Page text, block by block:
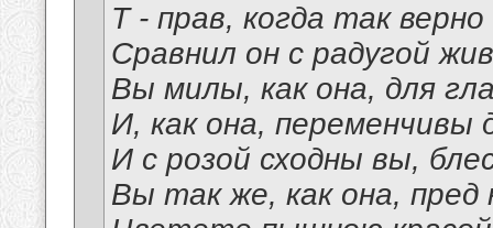
Т - прав, когда так верно
Сравнил он с радугой
Вы милы, как она, для
И, как она, переменчивы
И с розой сходны вы,
Вы так же, как она, пред